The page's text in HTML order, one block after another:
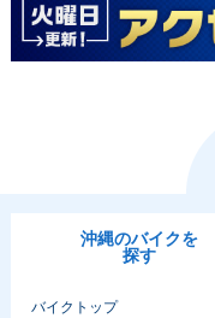
沖縄のバイクを
探す
バイクトップ